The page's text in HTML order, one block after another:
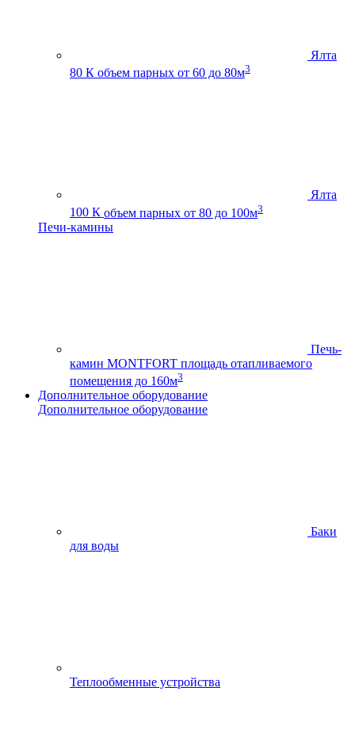
Ялта
80 К объем парных от 60 до 80м3
Ялта
100 К объем парных от 80 до 100м3
Печи-камины
Печь-
камин MONTFORT площадь отапливаемого
помещения до 160м3
Дополнительное оборудование
Дополнительное оборудование
Баки
для воды
Теплообменные устройства